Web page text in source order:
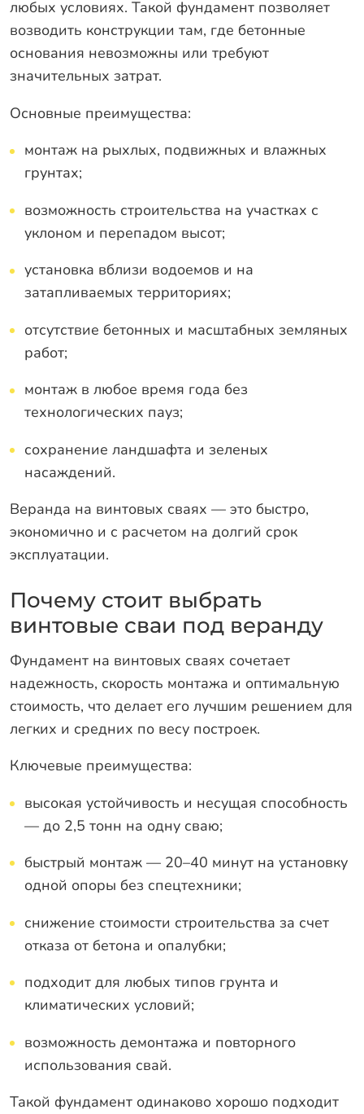
любых условиях. Такой фундамент позволяет
возводить конструкции там, где бетонные
основания невозможны или требуют
значительных затрат.
Основные преимущества:
монтаж на рыхлых, подвижных и влажных
грунтах;
возможность строительства на участках с
уклоном и перепадом высот;
установка вблизи водоемов и на
затапливаемых территориях;
отсутствие бетонных и масштабных земляных
работ;
монтаж в любое время года без
технологических пауз;
сохранение ландшафта и зеленых
насаждений.
Веранда на винтовых сваях — это быстро,
экономично и с расчетом на долгий срок
эксплуатации.
Почему стоит выбрать
винтовые сваи под веранду
Фундамент на винтовых сваях сочетает
надежность, скорость монтажа и оптимальную
стоимость, что делает его лучшим решением для
легких и средних по весу построек.
Ключевые преимущества:
высокая устойчивость и несущая способность
— до 2,5 тонн на одну сваю;
быстрый монтаж — 20–40 минут на установку
одной опоры без спецтехники;
снижение стоимости строительства за счет
отказа от бетона и опалубки;
подходит для любых типов грунта и
климатических условий;
возможность демонтажа и повторного
использования свай.
Такой фундамент одинаково хорошо подходит